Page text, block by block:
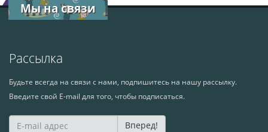
Мы на связи
Рассылка
Будьте всегда на связи с нами, подпишитесь на нашу рассылку.
Введите свой E-mail для того, чтобы подписаться.
Вперед!